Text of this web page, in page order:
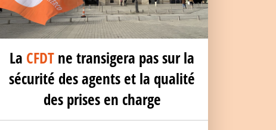
La CFDT ne transigera pas sur la
sécurité des agents et la qualité
des prises en charge